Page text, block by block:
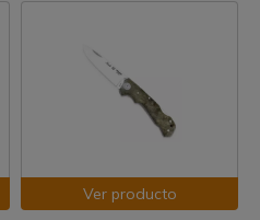
Ver producto